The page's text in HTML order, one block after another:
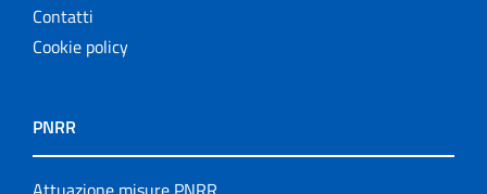
Contatti
Cookie policy
PNRR